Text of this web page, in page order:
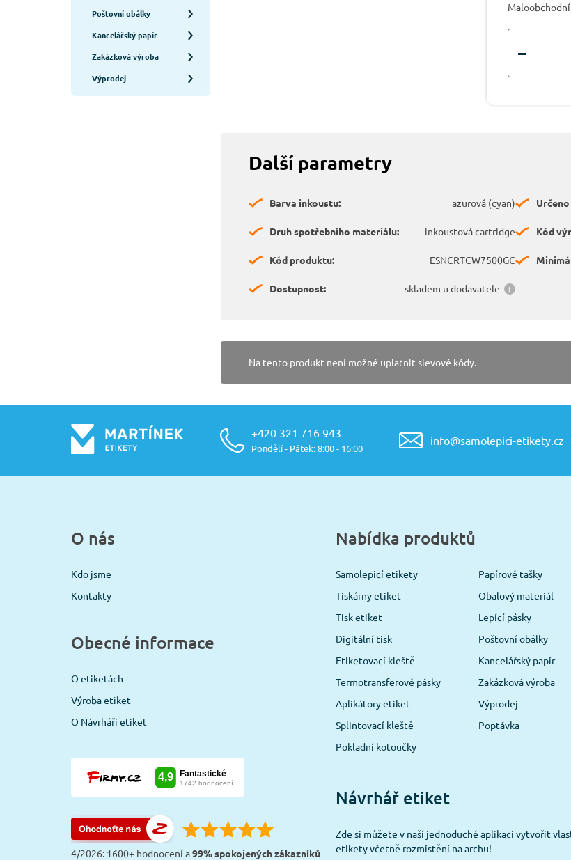
Poštovní obálky
Kancelářský papír
Zakázková výroba
Výprodej
Maloobchodní
Další parametry
Barva inkoustu: azurová (cyan)
Druh spotřebního materiálu: inkoustová cartridge Kód
Kód produktu: ESNCRTCW7500GC
Dostupnost: skladem u dodavatele
Na tento produkt není možné uplatnit slevové kódy.
+420 321 716 943
Pondělí - Pátek: 8:00 - 16:00
info@samolepici-etikety.cz
O nás
Kdo jsme
Kontakty
Obecné informace
O etiketách
Výroba etiket
O Návrháři etiket
4/2026: 1600+ hodnocení a99% spokojených zákazníků
Nabídka produktů
Samolepicí etikety
Tiskárny etiket
Tisk etiket
Digitální tisk
Etiketovací kleště
Termotransferové pásky
Aplikátory etiket
Splintovací kleště
Pokladní kotoučky
Papírové tašky
Obalový materiál
Lepící pásky
Poštovní obálky
Kancelářský papír
Zakázková výroba
Výprodej
Poptávka
Návrhář etiket
Zde si můžete v naší jednoduché aplikaci vytvořit
etikety včetně rozmístění na archu!